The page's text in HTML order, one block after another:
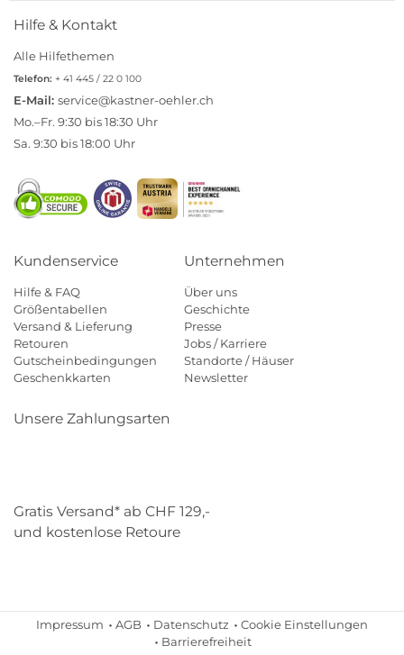
Hilfe & Kontakt
Alle Hilfethemen
Telefon: + 41 445 / 22 0 100
E-Mail: service@kastner-oehler.ch
Mo.–Fr. 9:30 bis 18:30 Uhr
Sa. 9:30 bis 18:00 Uhr
Kundenservice
Hilfe & FAQ
Größentabellen
Versand & Lieferung
Retouren
Gutscheinbedingungen
Geschenkkarten
Unternehmen
Über uns
Geschichte
Presse
Jobs / Karriere
Standorte / Häuser
Newsletter
Unsere Zahlungsarten
Gratis Versand* ab CHF 129,-
und kostenlose Retoure
Impressum AGB Datenschutz
Cookie Einstellungen
Barrierefreiheit